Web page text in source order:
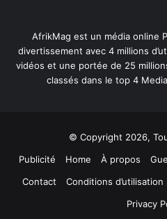
AfrikMag est un média online
divertissement avec 4 millions
vidéos et une portée de 25
classés dans le top 4
© Copyright 2026,
Publicité
Home À propos
Contact
Conditions d’utilisation
Privacy